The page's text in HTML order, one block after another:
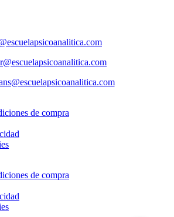
de compra
de compra